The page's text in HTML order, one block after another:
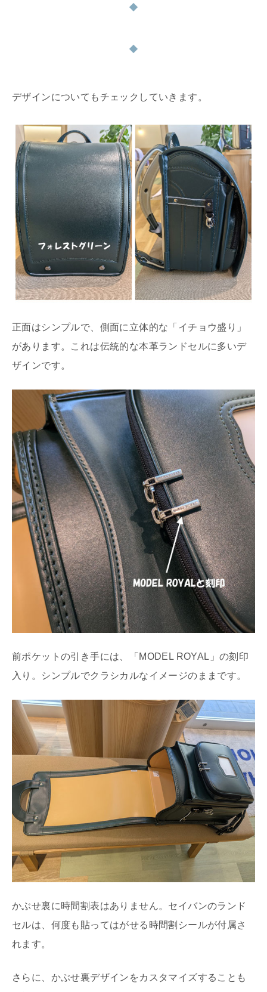
デザインについてもチェックしていきます。
正面はシンプルで、側面に立体的な「イチョウ盛り」
があります。これは伝統的な本革ランドセルに多いデ
ザインです。
前ポケットの引き手には、「MODEL ROYAL」の刻印
入り。シンプルでクラシカルなイメージのままです。
かぶせ裏に時間割表はありません。セイバンのランド
セルは、何度も貼ってはがせる時間割シールが付属さ
れます。
さらに、かぶせ裏デザインをカスタマイズすることも